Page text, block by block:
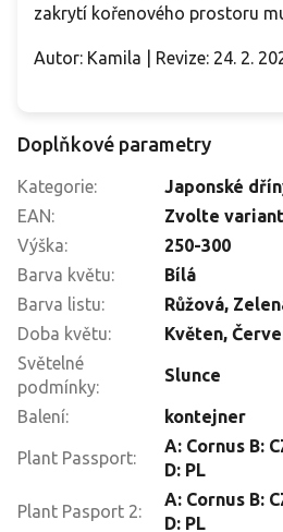
zakrytí kořenového prostoru
Autor: Kamila | Revize: 24. 2.
Doplňkové parametry
Kategorie:
Japonské
EAN:
Zvolte
Výška:
250-300
Barva květu:
Bílá
Barva listu:
Růžová,
Doba květu: Květen,
Světelné
podmínky:
Slunce
Balení: kontejner
Plant Passport:
A: Cornus B:
D: PL
Plant Pasport 2:
A: Cornus B:
D: PL